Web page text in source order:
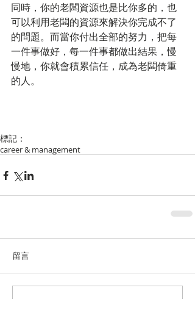
同時，你的老闆資源也是比你多的，也
可以利用老闆的資源來解決你完成不了
的問題。而當你付出全部的努力，把每
一件事做好，每一件事都做出結果，慢
慢地，你就會積累信任，成為老闆倚重
的人。
標記：
career & management
留言